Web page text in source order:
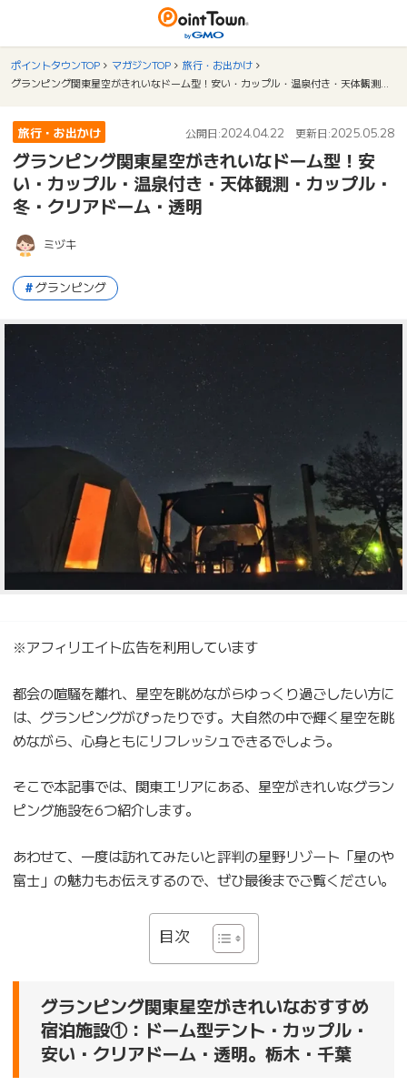
ポイントタウンTOP マガジンTOP
旅行・お出かけ
旅行・お出かけ 公開日:2024.04.22 更新日:2025.05.28
グランピング関東星空がきれいなドーム型！安
い・カップル・温泉付き・天体観測・カップル・
冬・クリアドーム・透明
ミヅキ
グランピング
※アフィリエイト広告を利用しています
都会の喧騒を離れ、星空を眺めながらゆっくり過ごしたい方に
は、グランピングがぴったりです。大自然の中で輝く星空を眺
めながら、心身ともにリフレッシュできるでしょう。
そこで本記事では、関東エリアにある、星空がきれいなグラン
ピング施設を6つ紹介します。
あわせて、一度は訪れてみたいと評判の星野リゾート「星のや
富士」の魅力もお伝えするので、ぜひ最後までご覧ください。
目次
グランピング関東星空がきれいなおすすめ
宿泊施設①：ドーム型テント・カップル・
安い・クリアドーム・透明。栃木・千葉